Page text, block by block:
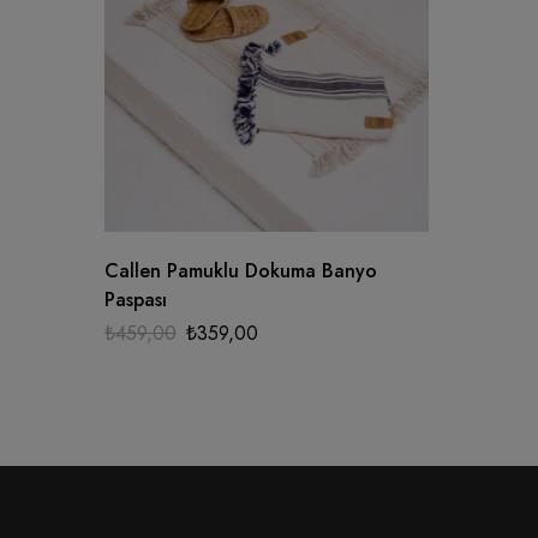
Callen Pamuklu Dokuma Banyo
Paspası
₺459,00 ₺359,00